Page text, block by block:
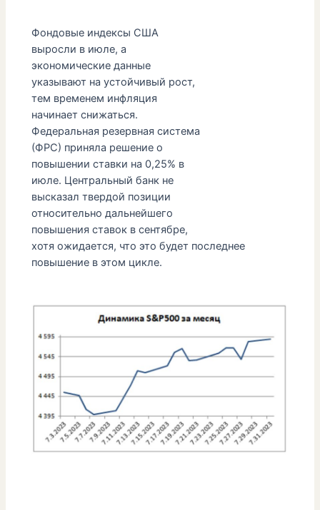
Фондовые индексы США
выросли в июле, а
экономические данные
указывают на устойчивый рост,
тем временем инфляция
начинает снижаться.
Федеральная резервная система
(ФРС) приняла решение о
повышении ставки на 0,25% в
июле. Центральный банк не
высказал твердой позиции
относительно дальнейшего
повышения ставок в сентябре,
хотя ожидается, что это будет последнее
повышение в этом цикле.